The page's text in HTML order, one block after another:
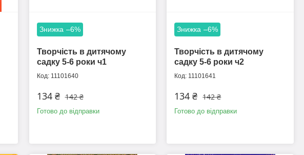
–6%
Творчість в дитячому
садку 5-6 роки ч1
11101640
142 ₴
134 ₴
Готово до відправки
–6%
Творчість в дитячому
садку 5-6 роки ч2
11101641
142 ₴
134 ₴
Готово до відправки